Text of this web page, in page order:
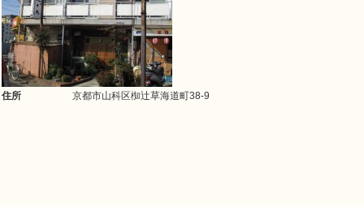
住所 京都市山科区椥辻草海道町38-9